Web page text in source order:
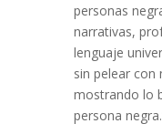
personas
narrativas,
lenguaje
sin pelear con
mostrando lo
persona